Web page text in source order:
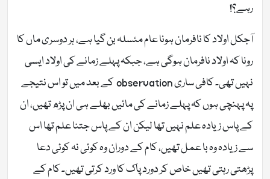
رہے؟!
آجکل اولاد کا نافرمان ہونا عام مئسلہ بن گیا ہے، ہر دوسری ماں کا
رونا کہ اولاد نافرمان ہوگی ہے، جبکہ پہلے زمانے کی اولاد ایسی
نہیں تھی۔ کافی ساری observation کے بعد میں تو اس نتیجے
پہ پہنچی ہوں کہ پہلے زمانے کی مائیں بھلے ہی ان پڑھ تھیں، ان
کے پاس زیادہ علم نہیں تھا لیکن ان کے پاس جتنا علم تھا اس
سے زیادہ وہ با عمل تھیں، کام کے دوران وہ کوئی نہ کوئی دعا
پڑھتی رہتی تھیں خاص کر دورد پاک کا ورد کرتی تھیں۔ کام کے